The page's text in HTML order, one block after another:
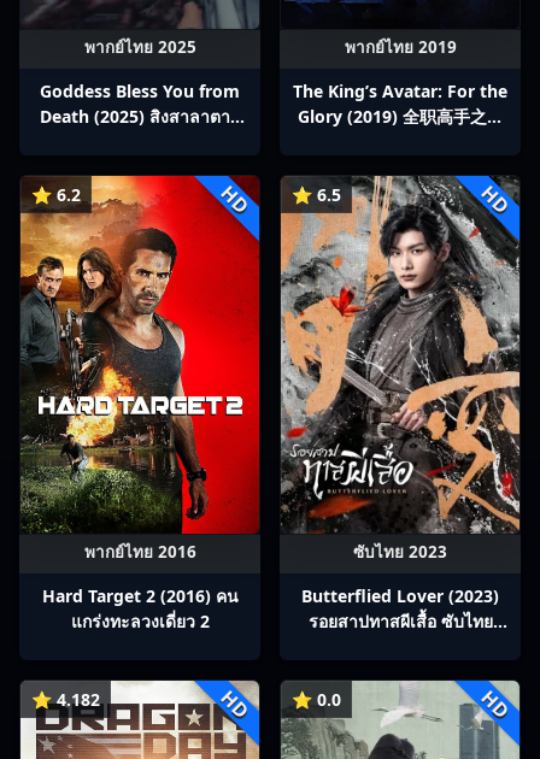
พากย์ไทย 2025
Goddess Bless You from
Death (2025) สิงสาลาตาย
พากย์ไทย 2019
The King’s Avatar: For the
Glory (2019) 全职高手之巅
⭐ 6.2 HD
พากย์ไทย 2016
Hard Target 2 (2016) คน
แกร่งทะลวงเดี่ยว 2
⭐ 6.5 HD
ซับไทย 2023
Butterflied Lover (2023)
รอยสาปทาสผีเสื้อ ซับไทย
⭐ 4.182 HD ⭐ 0.0 HD